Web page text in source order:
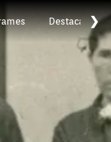
Destacat❯